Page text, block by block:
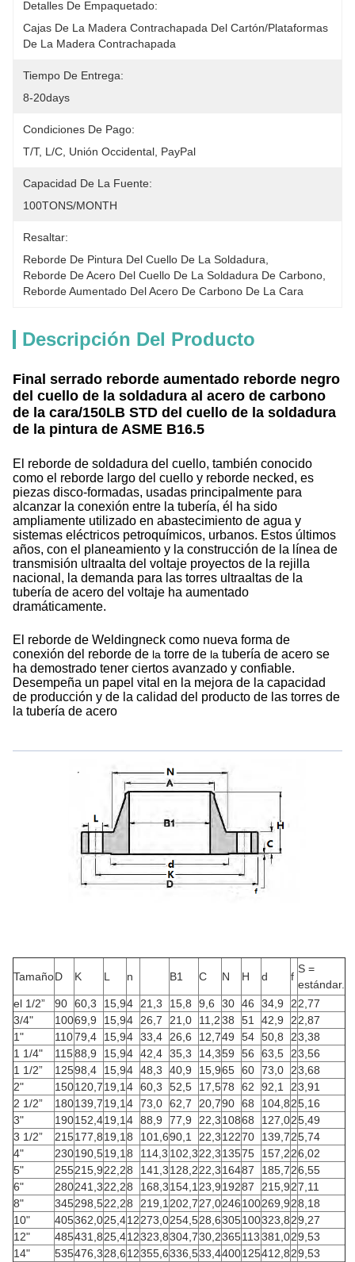
Detalles De Empaquetado:
Cajas De La Madera Contrachapada Del Cartón/plataformas
De La Madera Contrachapada
Tiempo De Entrega:
8-20days
Condiciones De Pago:
T/T, L/C, Unión Occidental, PayPal
Capacidad De La Fuente:
100TONS/MONTH
Resaltar:
Reborde De Pintura Del Cuello De La Soldadura
Reborde De Acero Del Cuello De La Soldadura De Carbono
Reborde Aumentado Del Acero De Carbono De La Cara
Descripción Del Producto
Final serrado reborde aumentado reborde negro
del cuello de la soldadura al acero de carbono
de la cara/150LB STD del cuello de la soldadura
de la pintura de ASME B16.5
El reborde de soldadura del cuello, también conocido
como el reborde largo del cuello y reborde necked, es
piezas disco-formadas, usadas principalmente para
alcanzar la conexión entre la tubería, él ha sido
ampliamente utilizado en abastecimiento de agua y
sistemas eléctricos petroquímicos, urbanos. Estos últimos
años, con el planeamiento y la construcción de la línea de
transmisión ultraalta del voltaje proyectos de la rejilla
nacional, la demanda para las torres ultraaltas de la
tubería de acero del voltaje ha aumentado
dramáticamente.
El reborde de Weldingneck como nueva forma de
conexión del reborde de la torre de la tubería de acero se
ha demostrado tener ciertos avanzado y confiable.
Desempeña un papel vital en la mejora de la capacidad
de producción y de la calidad del producto de las torres de
la tubería de acero
TamañoD K L n B1 C N H d f
S =
estándar.
el 1/2”
90 60,3 15,94 21,3 15,8 9,6 30 46 34,9 22,77
3/4"
10069,9 15,94 26,7 21,0 11,238 51 42,9 22,87
1"
11079,4 15,94 33,4 26,6 12,749 54 50,8 23,38
1 1/4"
11588,9 15,94 42,4 35,3 14,359 56 63,5 23,56
1 1/2”
12598,4 15,94 48,3 40,9 15,965 60 73,0 23,68
2"
150120,719,1 4 60,3 52,5 17,578 62 92,1 23,91
2 1/2”
180139,719,1 4 73,0 62,7 20,790 68 104,825,16
3"
190152,419,1 4 88,9 77,9 22,310868 127,025,49
3 1/2”
215177,819,1 8 101,690,1 22,312270 139,725,74
4"
230190,519,1 8 114,3 102,322,313575 157,226,02
5"
255215,922,28 141,3128,222,316487 185,726,55
6"
280241,322,28 168,3154,1 23,919287 215,927,11
8"
345298,522,28 219,1 202,727,0246100269,928,18
10"
405362,025,412273,0254,528,6305100323,829,27
12"
485431,825,412323,8304,730,2365113381,029,53
14"
535476,328,612355,6336,533,4400125412,829,53